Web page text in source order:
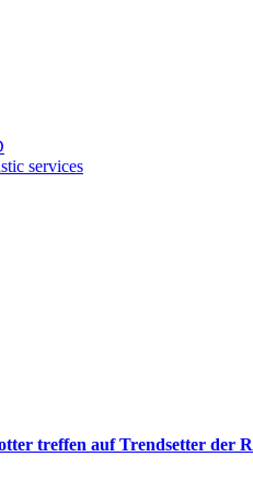
services
treffen auf Trendsetter der